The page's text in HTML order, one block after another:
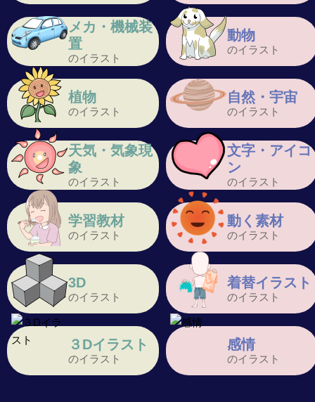
メカ・機械装
置
のイラスト
動物
のイラスト
植物
のイラスト
自然・宇宙
のイラスト
天気・気象現
象
のイラスト
文字・アイコ
ン
のイラスト
学習教材
のイラスト
動く素材
のイラスト
3D
のイラスト
着替イラスト
のイラスト
３Dイラスト
のイラスト
感情
のイラスト